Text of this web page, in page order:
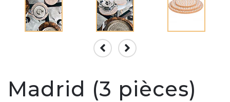
Madrid (3 pièces)